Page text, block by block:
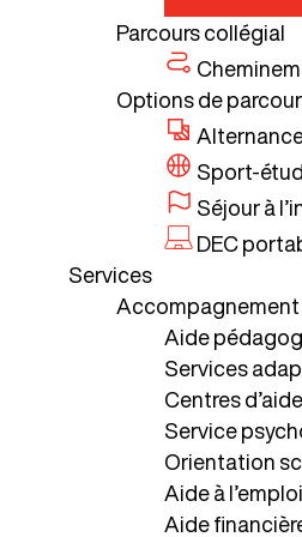
Parcours collégial
Options de
Sport-
Séjour à
DEC
Services
Accompagnement
Aide
Services
Centres d’aide
Service
Orientation
Aide à
Aide